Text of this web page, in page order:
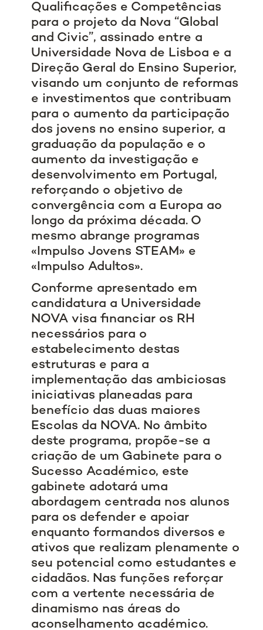
Qualificações e Competências
para o projeto da Nova “Global
and Civic”, assinado entre a
Universidade Nova de Lisboa e a
Direção Geral do Ensino Superior,
visando um conjunto de reformas
e investimentos que contribuam
para o aumento da participação
dos jovens no ensino superior, a
graduação da população e o
aumento da investigação e
desenvolvimento em Portugal,
reforçando o objetivo de
convergência com a Europa ao
longo da próxima década. O
mesmo abrange programas
«Impulso Jovens STEAM» e
«Impulso Adultos».
Conforme apresentado em
candidatura a Universidade
NOVA visa financiar os RH
necessários para o
estabelecimento destas
estruturas e para a
implementação das ambiciosas
iniciativas planeadas para
benefício das duas maiores
Escolas da NOVA. No âmbito
deste programa, propõe-se a
criação de um Gabinete para o
Sucesso Académico, este
gabinete adotará uma
abordagem centrada nos alunos
para os defender e apoiar
enquanto formandos diversos e
ativos que realizam plenamente o
seu potencial como estudantes e
cidadãos. Nas funções reforçar
com a vertente necessária de
dinamismo nas áreas do
aconselhamento académico.